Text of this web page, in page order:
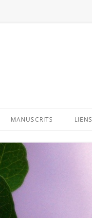
MANUSCRITS LIENS